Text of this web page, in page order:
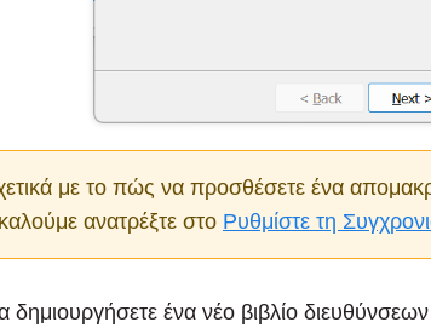
με το πώς να προσθέσετε ένα
ανατρέξτε στο Ρυθμίστε τη
δημιουργήσετε ένα νέο βιβλίο